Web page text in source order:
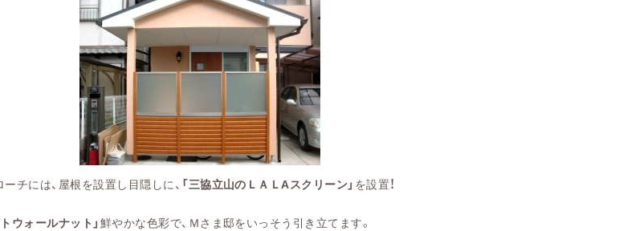
チには、屋根を設置し目隠しに、 「三協立山のＬＡＬAスクリーン」 を設置！
トウォールナット」 鮮やかな色彩で、Ｍさま邸をいっそう引き立てます。